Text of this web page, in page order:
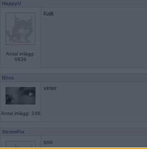
HappyU
Antal inlägg:
6836
Kallt
Blinc
Antal inlägg: 246
vinter
StrömPia
snö